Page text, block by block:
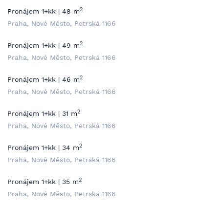
Pronájem 1+kk | 48 m2
Praha, Nové Město, Petrská 1166
Pronájem 1+kk | 49 m2
Praha, Nové Město, Petrská 1166
Pronájem 1+kk | 46 m2
Praha, Nové Město, Petrská 1166
Pronájem 1+kk | 31 m2
Praha, Nové Město, Petrská 1166
Pronájem 1+kk | 34 m2
Praha, Nové Město, Petrská 1166
Pronájem 1+kk | 35 m2
Praha, Nové Město, Petrská 1166